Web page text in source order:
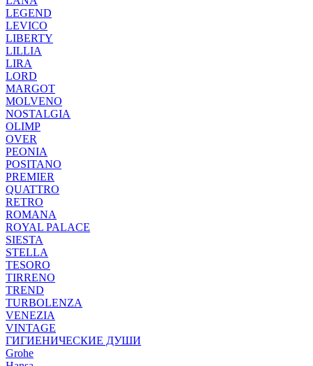
LEGEND
LEVICO
LIBERTY
LILLIA
LIRA
LORD
MARGOT
MOLVENO
NOSTALGIA
OLIMP
OVER
PEONIA
POSITANO
PREMIER
QUATTRO
RETRO
ROMANA
ROYAL PALACE
SIESTA
STELLA
TESORO
TIRRENO
TREND
TURBOLENZA
VENEZIA
VINTAGE
ГИГИЕНИЧЕСКИЕ ДУШИ
Grohe